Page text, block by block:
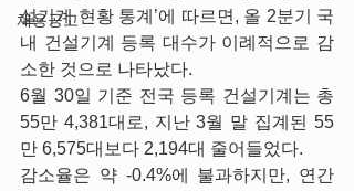
채용공고
설기계 현황 통계’에 따르면, 올 2분기 국
내 건설기계 등록 대수가 이례적으로 감
소한 것으로 나타났다.
6월 30일 기준 전국 등록 건설기계는 총
55만 4,381대로, 지난 3월 말 집계된 55
만 6,575대보다 2,194대 줄어들었다.
감소율은 약 -0.4%에 불과하지만, 연간